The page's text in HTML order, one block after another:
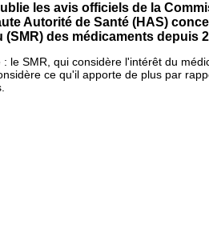
les avis officiels de la
Autorité de Santé (HAS)
(SMR) des médicaments depuis
le SMR, qui considère l'intérêt du
ce qu'il apporte de plus par